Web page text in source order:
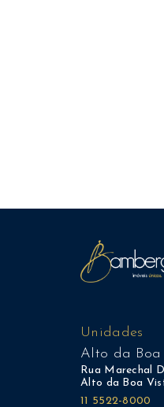
Unidades
Alto da Boa
Rua Marechal
Alto da Boa
11 5522-8000